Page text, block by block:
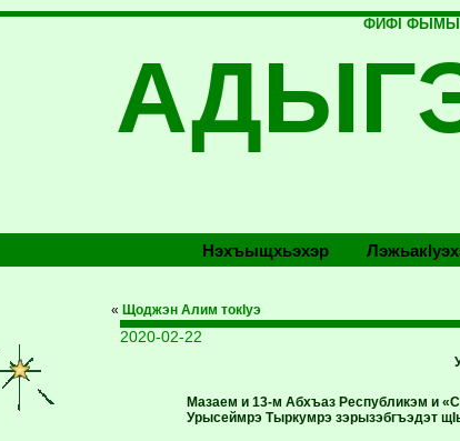
ФИФI
Нэхъыщхьэхэр
« Щоджэн Алим токIуэ
2020-02-22
Мазаем и 13-м Абхъаз Республикэм и
Урысеймрэ Тыркумрэ зэрызэбгъэдэт